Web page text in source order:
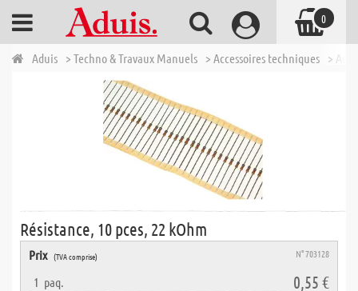
Aduis > Techno & Travaux Manuels > Accessoires techniques >
Résistance, 10 pces, 22 kOhm
Prix (TVA comprise) N° 703128
1 paq. 0,55 €
0